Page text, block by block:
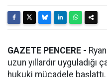
GAZETE PENCERE -
uzun yıllardır uyguladığı
hukuki mücadele başlattı.